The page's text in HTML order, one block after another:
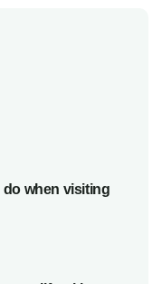
when visiting